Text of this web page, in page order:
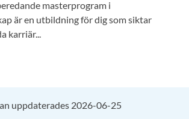
masterprogram i
är en utbildning för dig som siktar
karriär...
uppdaterades 2026-06-25